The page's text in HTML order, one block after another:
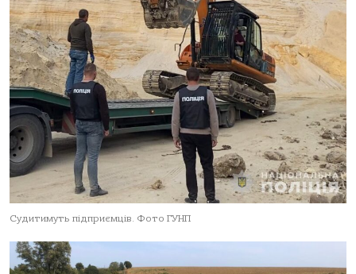
Судитимуть підприємців. Фото ГУНП